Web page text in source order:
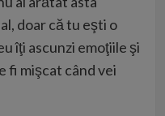
doar că tu eşti o
îţi ascunzi emoţiile şi
fi mişcat când vei